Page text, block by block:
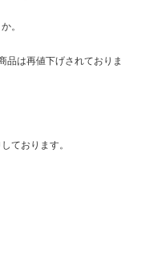
。
品は再値下げされておりま
ております。